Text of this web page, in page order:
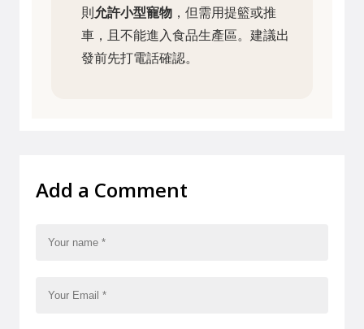
則 允許小型寵物，但需用提籃或推
車，且不能進入食品生產區。建議出
發前先打電話確認。
Add a Comment